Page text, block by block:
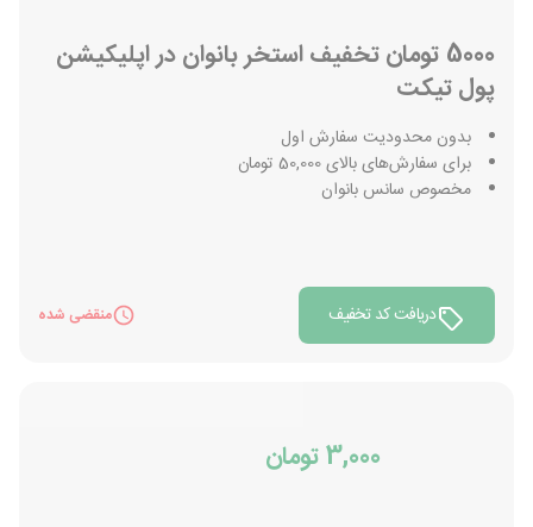
5000 تومان تخفیف استخر بانوان در اپلیکیشن
پول تیکت
بدون محدودیت سفارش اول
برای سفارش‌های بالای 50,000 تومان
مخصوص سانس بانوان
دریافت کد تخفیف منقضی شده
3,000 تومان